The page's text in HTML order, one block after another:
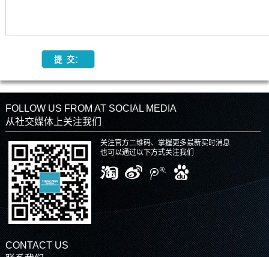
FOLLOW US FROM AT SOCIAL MEDIA
从社交媒体上关注我们
关注官方二维码、掌握更多最新实时消息
也可以通过以下方式关注我们
CONTACT US